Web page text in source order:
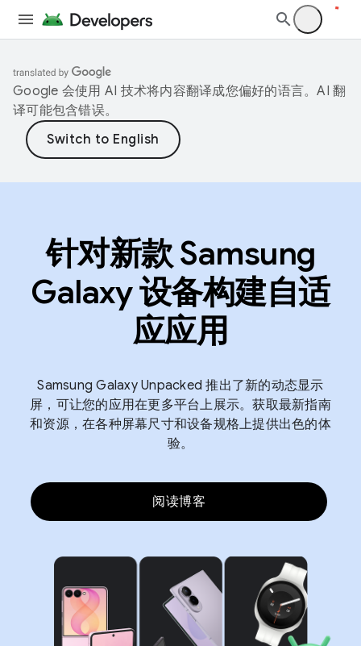
Google 会使用 AI 技术将内容翻译成您偏好的语言。AI 翻
译可能包含错误。
针对新款 Samsung
Galaxy 设备构建自适
应应用
Samsung Galaxy Unpacked 推出了新的动态显示
屏，可让您的应用在更多平台上展示。获取最新指南
和资源，在各种屏幕尺寸和设备规格上提供出色的体
验。
阅读博客